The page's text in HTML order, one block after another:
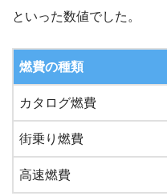
といった数値でした。
燃費の種類
カタログ燃費
街乗り燃費
高速燃費